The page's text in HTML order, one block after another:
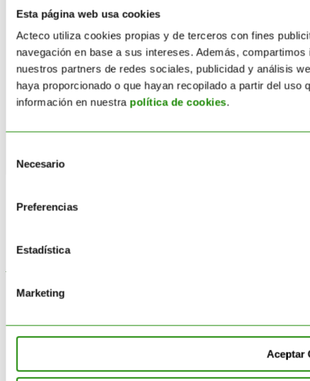
Esta página web usa cookies
Acteco utiliza cookies propias y de terceros con fines
navegación en base a sus intereses. Además,
nuestros partners de redes sociales, publicidad y análisis
haya proporcionado o que hayan recopilado a partir del
información en nuestra política de cookies.
Necesario
Preferencias
Estadística
Marketing
Aceptar
empresa de referencia de tratamiento y gestión integral de
residuos.
El Código Ético y de Conducta de Acteco pretende
orientar a todo el equipo sobre nuestro modo de actuar.
Descargar Código de Conducta
Política de Privacidad